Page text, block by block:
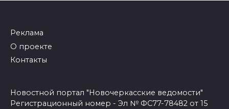
Реклама
О проекте
Контакты
Новостной портал "Новочеркасские ведомости"
Регистрационный номер - Эл № ФС77-78482 от 15